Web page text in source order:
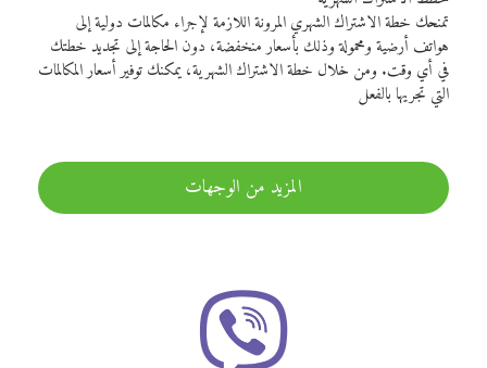
تمنحك خطة الاشتراك الشهري المرونة اللازمة لإجراء مكالمات دولية إلى
هواتف أرضية ومحمولة وذلك بأسعار منخفضة، دون الحاجة إلى تجديد خطتك
في أي وقت. ومن خلال خطة الاشتراك الشهرية، يمكنك توفير أسعار المكالمات
التي تجريها بالفعل
المزيد من الوجهات